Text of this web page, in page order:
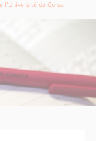
l'Université de Corse